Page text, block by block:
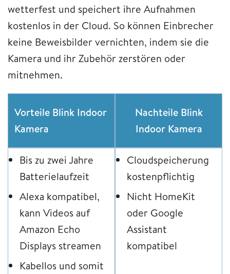
wetterfest und speichert ihre Aufnahmen
kostenlos in der Cloud. So können Einbrecher
keine Beweisbilder vernichten, indem sie die
Kamera und ihr Zubehör zerstören oder
mitnehmen.
Vorteile Blink Indoor
Kamera
Nachteile Blink
Indoor Kamera
Bis zu zwei Jahre
Batterielaufzeit
Alexa kompatibel,
kann Videos auf
Amazon Echo
Displays streamen
Kabellos und somit
Cloudspeicherung
kostenpflichtig
Nicht HomeKit
oder Google
Assistant
kompatibel